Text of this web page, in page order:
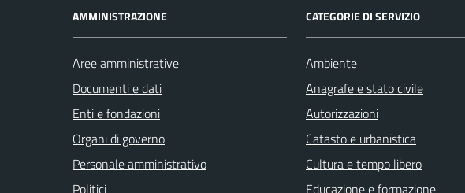
AMMINISTRAZIONE
Aree amministrative
Documenti e dati
Enti e fondazioni
Organi di governo
Personale amministrativo
Politici
CATEGORIE DI SERVIZIO
Ambiente
Anagrafe e stato civile
Autorizzazioni
Catasto e urbanistica
Cultura e tempo libero
Educazione e formazione